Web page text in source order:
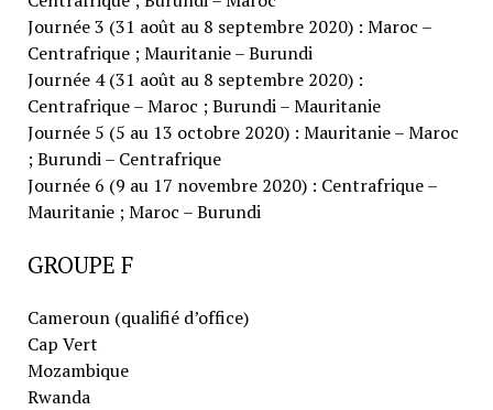
Journée 3 (31 août au 8 septembre 2020) : Maroc –
Centrafrique ; Mauritanie – Burundi
Journée 4 (31 août au 8 septembre 2020) :
Centrafrique – Maroc ; Burundi – Mauritanie
Journée 5 (5 au 13 octobre 2020) : Mauritanie – Maroc
; Burundi – Centrafrique
Journée 6 (9 au 17 novembre 2020) : Centrafrique –
Mauritanie ; Maroc – Burundi
GROUPE F
Cameroun (qualifié d’office)
Cap Vert
Mozambique
Rwanda